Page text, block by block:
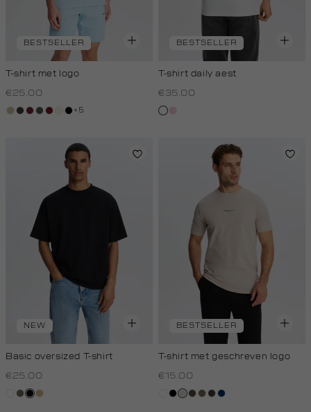
BESTSELLER
T-shirt met logo
€25.00
lichtzand
choco
bordeaux
bos,rood,
wit,
white
zwart
+5
BESTSELLER
T-shirt daily aest
€35.00
wit
NEW
Basic oversized T-shirt
€25.00
witlichtbruin
zwart
tan
BESTSELLER
T-shirt met geschreven logo
€15.00
witzwart
taupe,
donkerkhaki
lichtbruin
chocodonkerblauw